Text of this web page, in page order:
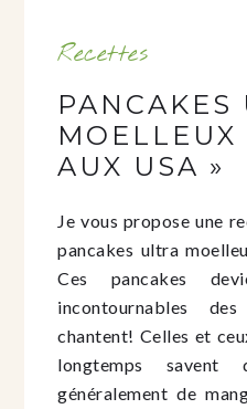
Recettes
PANCAKES
MOELLEUX
AUX USA »
Je vous propose une
pancakes ultra
Ces pancakes
incontournables
chantent! Celles et
longtemps savent
généralement de